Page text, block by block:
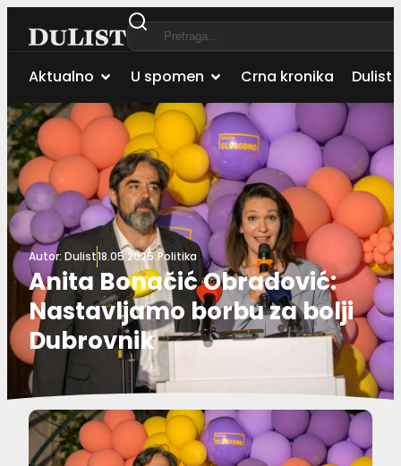
Aktualno U spomen Crna kronika Dulist
Autor: Dulist18.05.2025.Politika
Anita Bonačić Obradović:
Nastavljamo borbu za bolji
Dubrovnik